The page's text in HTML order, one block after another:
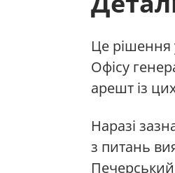
Це рішення
Офісу
арешт із
Наразі
з питань